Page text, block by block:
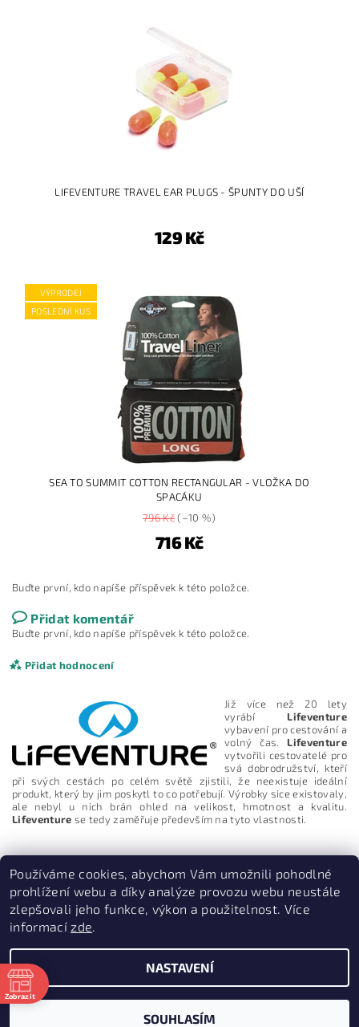
LIFEVENTURE TRAVEL EAR PLUGS - ŠPUNTY DO UŠÍ
129 Kč
VÝPRODEJ
POSLEDNÍ KUS
SEA TO SUMMIT COTTON RECTANGULAR - VLOŽKA DO
SPACÁKU
796 Kč(–10 %)
716 Kč
Buďte první, kdo napíše příspěvek k této položce.
Přidat komentář
Buďte první, kdo napíše příspěvek k této položce.
Přidat hodnocení
Vložením hodnocení souhlasíte s podmínkami ochrany
osobních údajů
Již více než 20 lety
vyrábíLifeventure
vybavení pro cestování a
volný čas.Lifeventure
vytvořili cestovatelé pro
svá dobrodružství, kteří
při svých cestách po celém světě zjistili, že neexistuje ideální
produkt, který by jim poskytl to co potřebují. Výrobky sice existovaly,
ale nebyl u nich brán ohled na velikost, hmotnost a kvalitu.
Lifeventure se tedy zaměřuje především na tyto vlastnosti.
PruvodceNakopce.Cz
2026 © Quill outdoor, všechna práva vyhrazena
Vytvořil Shoptet
Zobrazit
Používáme cookies, abychom Vám umožnili pohodlné
prohlížení webu a díky analýze provozu webu neustále
zlepšovali jeho funkce, výkon a použitelnost. Více
informacízde.
NASTAVENÍ
SOUHLASÍM